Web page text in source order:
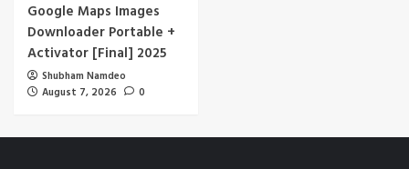
Google Maps Images
Downloader Portable +
Activator [Final] 2025
Shubham Namdeo
August 7, 2026
0